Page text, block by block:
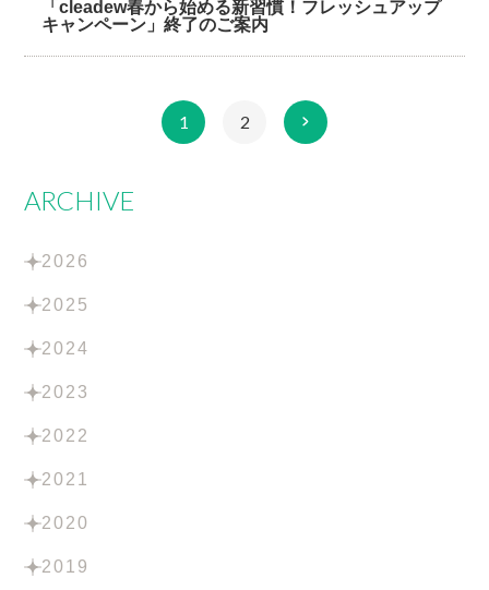
「cleadew春から始める新習慣！フレッシュアップ
キャンペーン」終了のご案内
1 2
ARCHIVE
2026
2025
2024
2023
2022
2021
2020
2019